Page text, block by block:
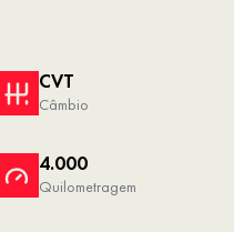
CVT
Câmbio
4.000
Quilometragem